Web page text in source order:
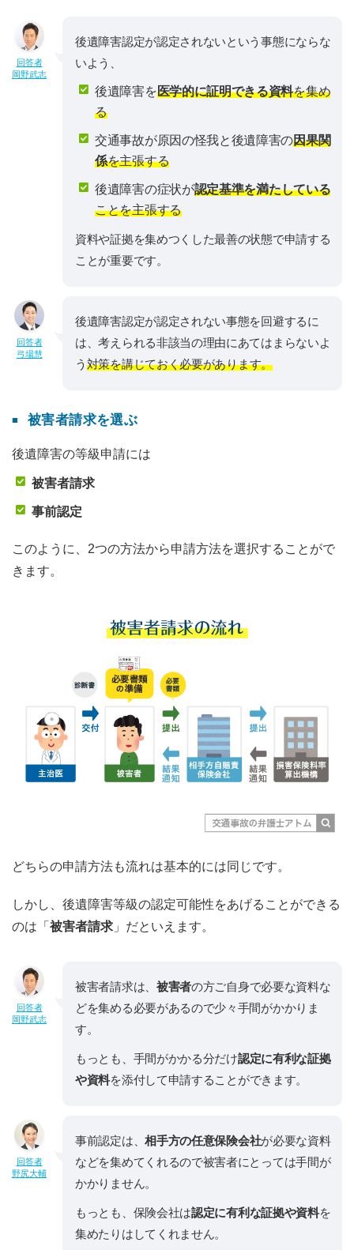
回答者
岡野武志
後遺障害認定が認定されないという事態にならな
いよう、
後遺障害を医学的に証明できる資料を集め
る
交通事故が原因の怪我と後遺障害の因果関
係を主張する
後遺障害の症状が認定基準を満たしている
ことを主張する
資料や証拠を集めつくした最善の状態で申請する
ことが重要です。
回答者
弓場慧
後遺障害認定が認定されない事態を回避するに
は、考えられる非該当の理由にあてはまらないよ
う 対策を講じておく必要があります。
被害者請求を選ぶ
後遺障害の等級申請には
被害者請求
事前認定
このように、2つの方法から申請方法を選択することがで
きます。
どちらの申請方法も流れは基本的には同じです。
しかし、後遺障害等級の認定可能性をあげることができる
のは「 被害者請求 」だといえます。
回答者
岡野武志
被害者請求は、 被害者の方ご自身で必要な資料な
どを集める必要があるので少々手間がかかりま
す。
もっとも、手間がかかる分だけ認定に有利な証拠
や資料を添付して申請することができます。
回答者
野尻大輔
事前認定は、相手方の任意保険会社が必要な資料
などを集めてくれるので被害者にとっては手間が
かかりません。
もっとも、保険会社は認定に有利な証拠や資料を
集めたりはしてくれません。